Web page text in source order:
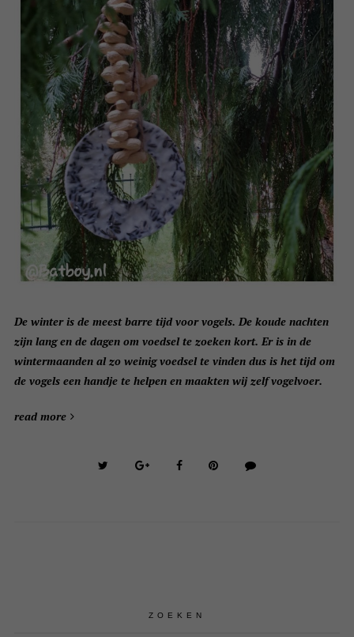
De winter is de meest barre tijd voor vogels. De koude nachten
zijn lang en de dagen om voedsel te zoeken kort. Er is in de
wintermaanden al zo weinig voedsel te vinden dus is het tijd om
de vogels een handje te helpen en maakten wij zelf vogelvoer.
read more
ZOEKEN